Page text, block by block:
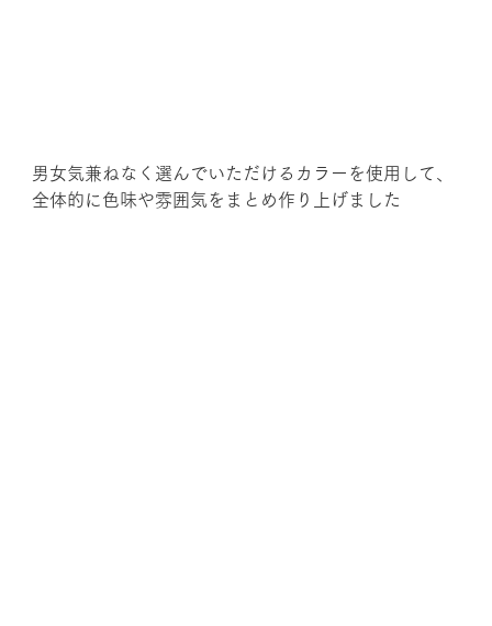
男女気兼ねなく選んでいただけるカラーを使用して、
全体的に色味や雰囲気をまとめ作り上げました